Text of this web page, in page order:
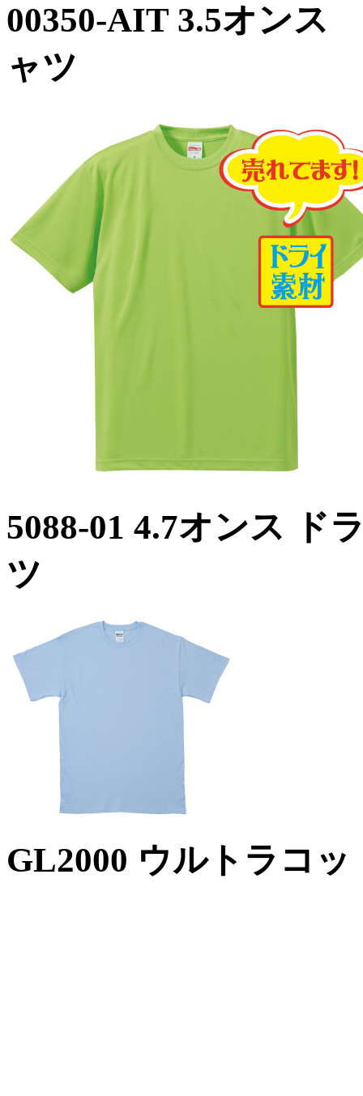
00350-AIT 3.5オンス
ャツ
5088-01 4.7オンス ド
ツ
GL2000 ウルトラコ